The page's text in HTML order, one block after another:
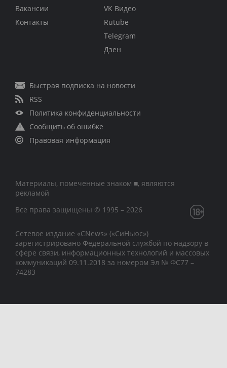
Вакансии
Контакты
VK Видео
Rutube
Telegram
Дзен
Быстрая подписка на новости
RSS
Политика конфиденциальности
Сообщить об ошибке
Правовая информация
Материалы, помеченные знаком ■, являются
рекламой
Все права защищены © 1995 – 2026
Сетевое издание «CNews» («СиНьюс»)
зарегистрировано Федеральной службой по надзору в
сфере связи, информационных технологий и массовых
коммуникаций 09.11.2018 за номером Эл № ФС77 –
74283